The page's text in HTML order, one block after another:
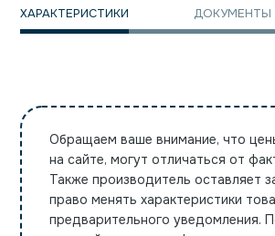
ХАРАКТЕРИСТИКИ ДОКУМЕНТЫ
Обращаем ваше внимание, что
на сайте, могут отличаться от
Также производитель оставляет
право менять характеристики
предварительного уведомления.